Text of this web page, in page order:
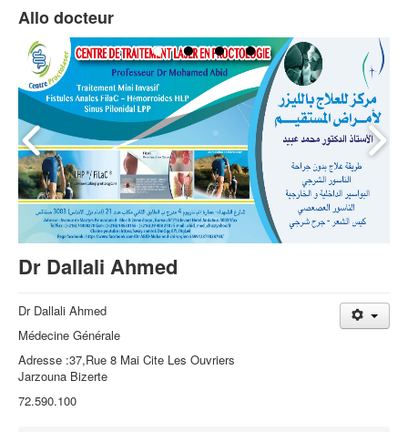
Contact
Allo docteur
Dr Dallali Ahmed
Dr Dallali Ahmed
Médecine Générale
Adresse :37,Rue 8 Mai Cite Les Ouvriers
Jarzouna Bizerte
72.590.100